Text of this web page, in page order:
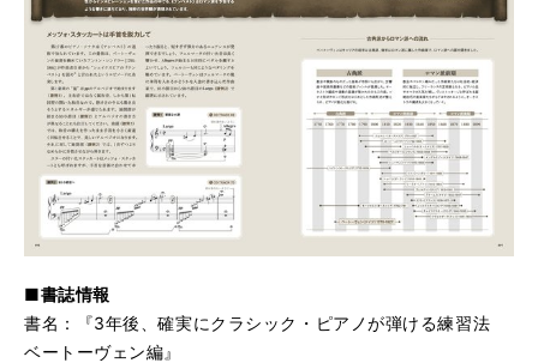
■書誌情報
書名：『3年後、確実にクラシック・ピアノが弾ける練習法
ベートーヴェン編』